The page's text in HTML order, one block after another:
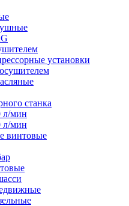
установки
станка
л/мин
л/мин
винтовые